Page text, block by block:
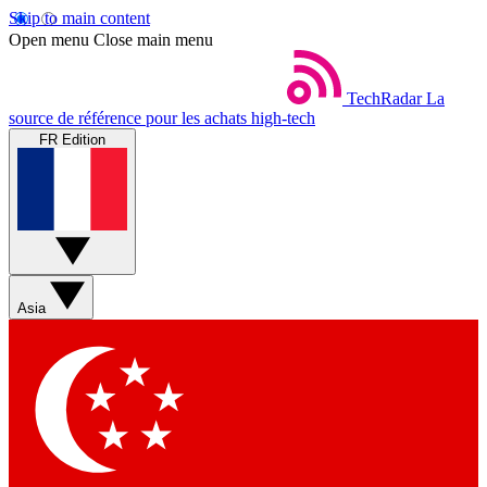
Skip to main content
Open menu Close main menu
TechRadar La
source de référence pour les achats high-tech
FR Edition
Asia